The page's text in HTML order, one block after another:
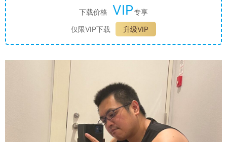
下载价格 VIP专享
仅限VIP下载
升级VIP